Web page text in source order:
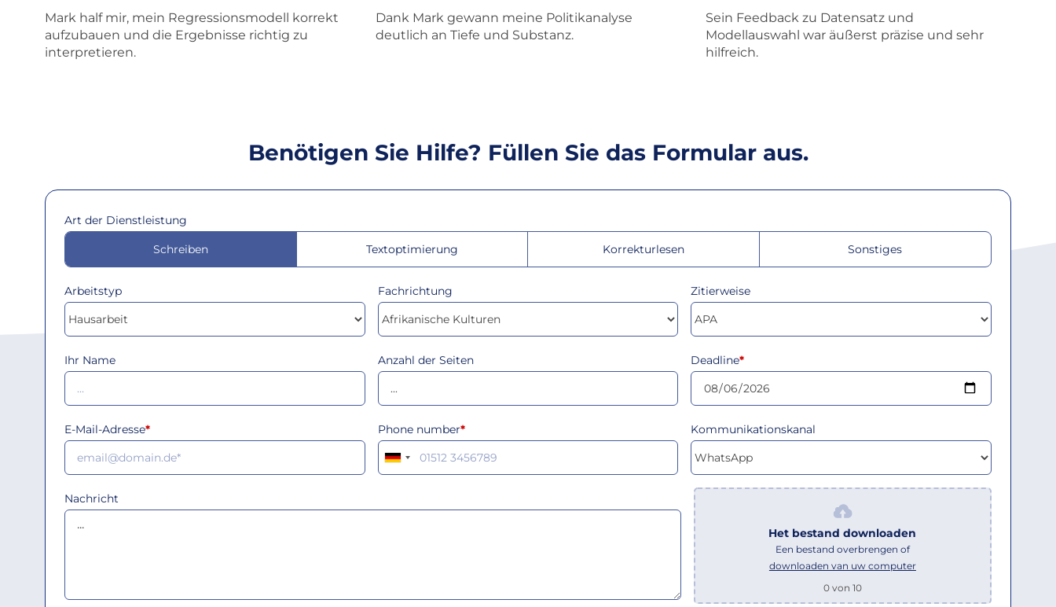
Mark half mir, mein Regressionsmodell korrekt
aufzubauen und die Ergebnisse richtig zu
interpretieren.
Dank Mark gewann meine Politikanalyse
deutlich an Tiefe und Substanz.
Sein Feedback zu Datensatz und
Modellauswahl war äußerst präzise und sehr
hilfreich.
Benötigen Sie Hilfe? Füllen Sie das Formular aus.
Art der Dienstleistung
Schreiben Textoptimierung Korrekturlesen Sonstiges
Arbeitstyp Fachrichtung Zitierweise
Ihr Name Anzahl der Seiten Deadline*
E-Mail-Adresse* Phone number* Kommunikationskanal
Nachricht
Het bestand downloaden
Een bestand overbrengen of
downloaden van uw computer
0von 10